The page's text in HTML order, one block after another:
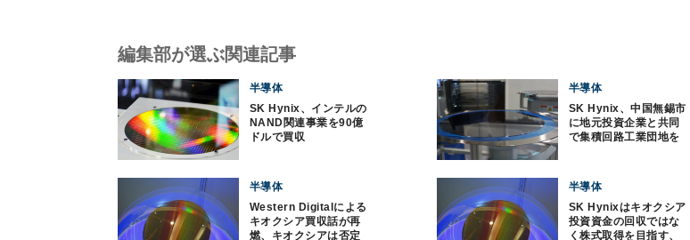
編集部が選ぶ関連記事
半導体
SK Hynix、インテルの
NAND関連事業を90億
ドルで買収
半導体
SK Hynix、中国無錫市
に地元投資企業と共同
で集積回路工業団地を
半導体
Western Digitalによる
キオクシア買収話が再
燃、キオクシアは否定
半導体
SK Hynixはキオクシア
投資資金の回収ではな
く株式取得を目指す、